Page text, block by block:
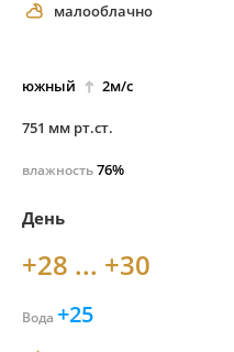
малооблачно
южный 2м/с
751 мм рт.ст.
влажность76%
День
+28 ... +30
Вода +25